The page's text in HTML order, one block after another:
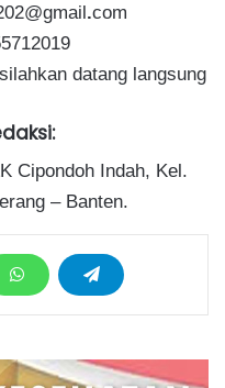
.com
datang langsung
Cipondoh Indah, Kel.
– Banten.